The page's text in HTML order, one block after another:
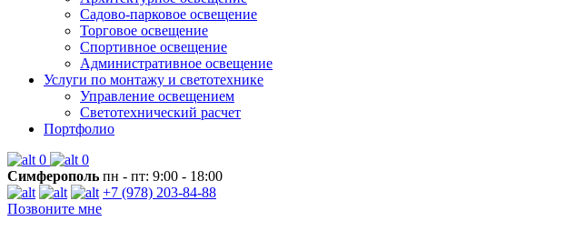
Садово-парковое освещение
Торговое освещение
Спортивное освещение
Административное освещение
Услуги по монтажу и светотехнике
Управление освещением
Светотехнический расчет
Портфолио
0
0
Симферополь пн - пт: 9:00 - 18:00
+7 (978) 203-84-88
Позвоните мне